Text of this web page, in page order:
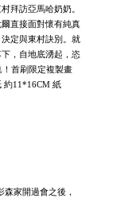
拜訪亞馬哈奶奶。
直接面對懷有純真
定與東村訣別。就
，自地底湧起，恣
首刷限定複製畫
約11*16CM 紙
家開過會之後，